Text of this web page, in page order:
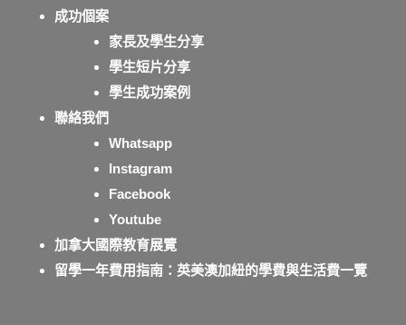
成功個案
家長及學生分享
學生短片分享
學生成功案例
聯絡我們
Whatsapp
Instagram
Facebook
Youtube
加拿大國際教育展覽
留學一年費用指南：英美澳加紐的學費與生活費一覽